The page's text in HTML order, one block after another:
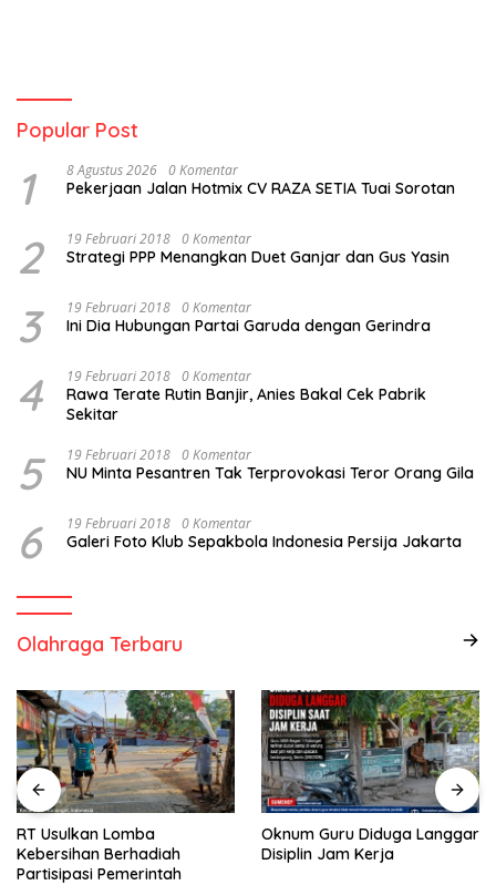
Popular Post
1 8 Agustus 2026 0 Komentar
Pekerjaan Jalan Hotmix CV RAZA SETIA Tuai Sorotan
2 19 Februari 2018 0 Komentar
Strategi PPP Menangkan Duet Ganjar dan Gus Yasin
3 19 Februari 2018 0 Komentar
Ini Dia Hubungan Partai Garuda dengan Gerindra
4 19 Februari 2018 0 Komentar
Rawa Terate Rutin Banjir, Anies Bakal Cek Pabrik
Sekitar
5 19 Februari 2018 0 Komentar
NU Minta Pesantren Tak Terprovokasi Teror Orang Gila
6 19 Februari 2018 0 Komentar
Galeri Foto Klub Sepakbola Indonesia Persija Jakarta
Olahraga Terbaru
RT Usulkan Lomba
Kebersihan Berhadiah
Partisipasi Pemerintah
Oknum Guru Diduga Langgar
Disiplin Jam Kerja